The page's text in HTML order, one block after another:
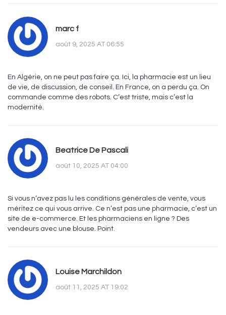
marc f
août 9, 2025 AT 06:55
En Algérie, on ne peut pas faire ça. Ici, la pharmacie est un lieu
de vie, de discussion, de conseil. En France, on a perdu ça. On
commande comme des robots. C’est triste, mais c’est la
modernité.
Beatrice De Pascali
août 10, 2025 AT 04:00
Si vous n’avez pas lu les conditions générales de vente, vous
méritez ce qui vous arrive. Ce n’est pas une pharmacie, c’est un
site de e-commerce. Et les pharmaciens en ligne ? Des
vendeurs avec une blouse. Point.
Louise Marchildon
août 11, 2025 AT 19:02